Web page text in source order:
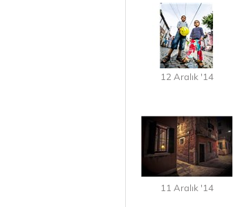
12 Aralık '14
11 Aralık '14